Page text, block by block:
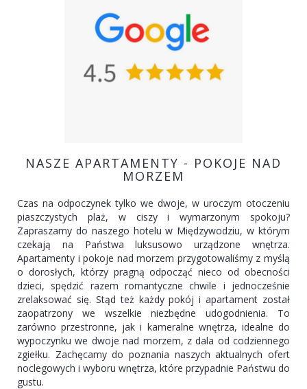
NASZE APARTAMENTY - POKOJE NAD
MORZEM
Czas na odpoczynek tylko we dwoje, w uroczym otoczeniu
piaszczystych plaż, w ciszy i wymarzonym spokoju?
Zapraszamy do naszego hotelu w Międzywodziu, w którym
czekają na Państwa luksusowo urządzone wnętrza.
Apartamenty i pokoje nad morzem przygotowaliśmy z myślą
o dorosłych, którzy pragną odpocząć nieco od obecności
dzieci, spędzić razem romantyczne chwile i jednocześnie
zrelaksować się. Stąd też każdy pokój i apartament został
zaopatrzony we wszelkie niezbędne udogodnienia. To
zarówno przestronne, jak i kameralne wnętrza, idealne do
wypoczynku we dwoje nad morzem, z dala od codziennego
zgiełku. Zachęcamy do poznania naszych aktualnych ofert
noclegowych i wyboru wnętrza, które przypadnie Państwu do
gustu.